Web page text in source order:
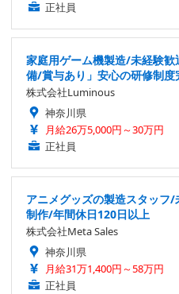
正社員
家庭用ゲーム機製造/未経験
備/賞与あり」安心の研修制度
株式会社Luminous
神奈川県
月給26万5,000円～30万円
正社員
アニメグッズの製造スタッフ
制作/年間休日120日以上
株式会社Meta Sales
神奈川県
月給31万1,400円～58万円
正社員